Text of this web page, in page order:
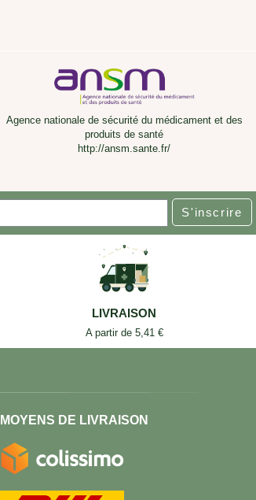
Agence nationale de sécurité du médicament et des
produits de santé
http://ansm.sante.fr/
S'inscrire
LIVRAISON
A partir de 5,41 €
MOYENS DE LIVRAISON